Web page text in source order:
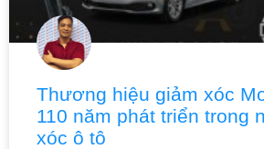
Thương hiệu giảm xóc
110 năm phát triển trong
xóc ô tô